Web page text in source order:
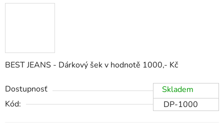
BEST JEANS - Dárkový šek v hodnotě 1000,- Kč
Dostupnosť
Skladem
Kód:
DP-1000